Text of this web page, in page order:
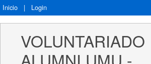
Inicio | Login
VOLUNTARIADO